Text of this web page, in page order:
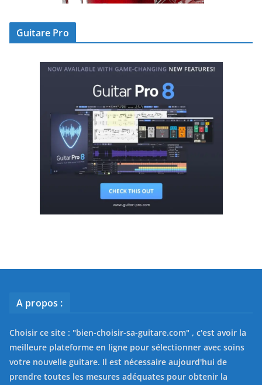
Guitare Pro
A propos :
Choisir ce site : "bien-choisir-sa-guitare.com" , c'est avoir la
meilleure plateforme en ligne pour sélectionner avec soins
votre nouvelle guitare. Il est nécessaire aujourd'hui de
prendre toutes les mesures adéquates pour obtenir la